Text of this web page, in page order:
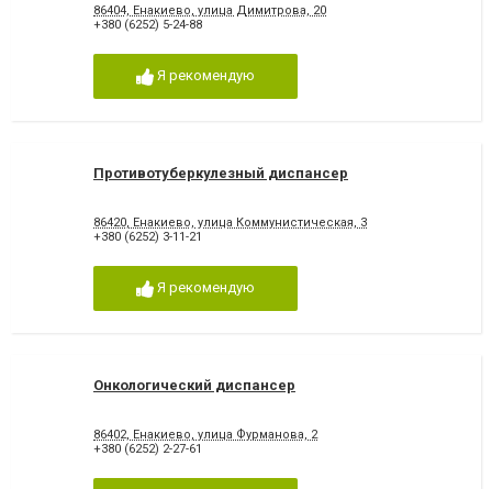
86404, Енакиево, улица Димитрова, 20
+380 (6252) 5-24-88
Я рекомендую
Противотуберкулезный диспансер
86420, Енакиево, улица Коммунистическая, 3
+380 (6252) 3-11-21
Я рекомендую
Онкологический диспансер
86402, Енакиево, улица Фурманова, 2
+380 (6252) 2-27-61